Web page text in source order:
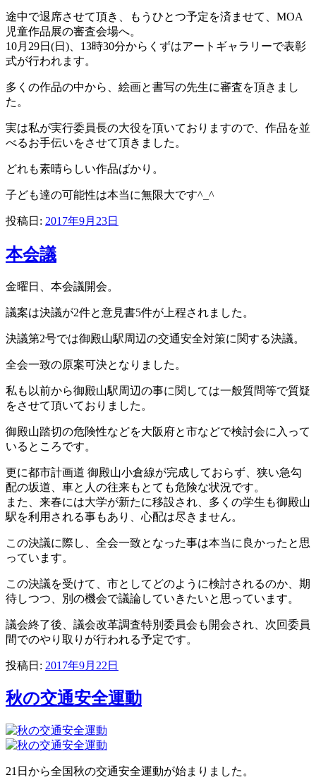
途中で退席させて頂き、もうひとつ予定を済ませて、MOA
児童作品展の審査会場へ。
10月29日(日)、13時30分からくずはアートギャラリーで表彰
式が行われます。
多くの作品の中から、絵画と書写の先生に審査を頂きまし
た。
実は私が実行委員長の大役を頂いておりますので、作品を並
べるお手伝いをさせて頂きました。
どれも素晴らしい作品ばかり。
子ども達の可能性は本当に無限大です^_^
投稿日: 2017年9月23日
本会議
金曜日、本会議開会。
議案は決議が2件と意見書5件が上程されました。
決議第2号では御殿山駅周辺の交通安全対策に関する決議。
全会一致の原案可決となりました。
私も以前から御殿山駅周辺の事に関しては一般質問等で質疑
をさせて頂いておりました。
御殿山踏切の危険性などを大阪府と市などで検討会に入って
いるところです。
更に都市計画道 御殿山小倉線が完成しておらず、狭い急勾
配の坂道、車と人の往来もとても危険な状況です。
また、来春には大学が新たに移設され、多くの学生も御殿山
駅を利用される事もあり、心配は尽きません。
この決議に際し、全会一致となった事は本当に良かったと思
っています。
この決議を受けて、市としてどのように検討されるのか、期
待しつつ、別の機会で議論していきたいと思っています。
議会終了後、議会改革調査特別委員会も開会され、次回委員
間でのやり取りが行われる予定です。
投稿日: 2017年9月22日
秋の交通安全運動
21日から全国秋の交通安全運動が始まりました。